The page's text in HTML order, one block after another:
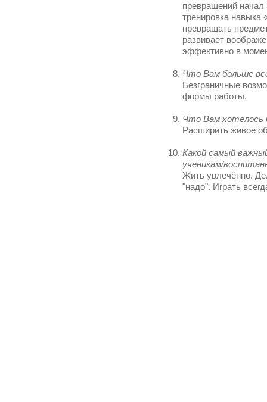
превращений начал
тренировка
превращать
развивает
эффективно в
Что Вам больше
Безграничные
формы работы.
Что Вам хотелось
Расширить живое
Какой самый
ученикам/
Жить увлечённо.
"надо". Играть